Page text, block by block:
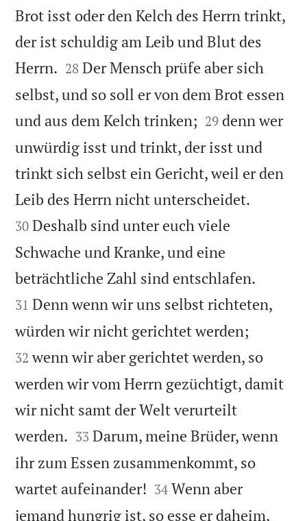
Brot isst oder den Kelch des Herrn trinkt,
der ist schuldig am Leib und Blut des
Herrn. 

28 Der Mensch prüfe aber sich
selbst, und so soll er von dem Brot essen
und aus dem Kelch trinken; 

29 denn wer
unwürdig isst und trinkt, der isst und
trinkt sich selbst ein Gericht, weil er den
Leib des Herrn nicht unterscheidet.
30 Deshalb sind unter euch viele
Schwache und Kranke, und eine
beträchtliche Zahl sind entschlafen.
31 Denn wenn wir uns selbst richteten,
würden wir nicht gerichtet werden;
32 wenn wir aber gerichtet werden, so
werden wir vom Herrn gezüchtigt, damit
wir nicht samt der Welt verurteilt
werden. 

33 Darum, meine Brüder, wenn
ihr zum Essen zusammenkommt, so
wartet aufeinander! 

34 Wenn aber
jemand hungrig ist, so esse er daheim,